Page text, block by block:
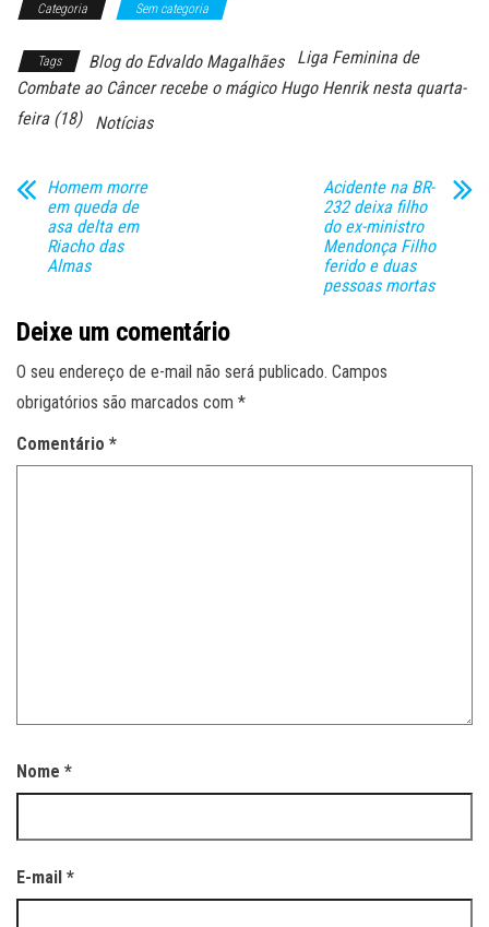
Categoria Sem categoria
Tags Blog do Edvaldo Magalhães
Liga Feminina de
Combate ao Câncer recebe o mágico Hugo Henrik nesta quarta-
feira (18)
Notícias
Homem morre
em queda de
asa delta em
Riacho das
Almas
Acidente na BR-
232 deixa filho
do ex-ministro
Mendonça Filho
ferido e duas
pessoas mortas
Deixe um comentário
O seu endereço de e-mail não será publicado. Campos
obrigatórios são marcados com *
Comentário *
Nome *
E-mail *